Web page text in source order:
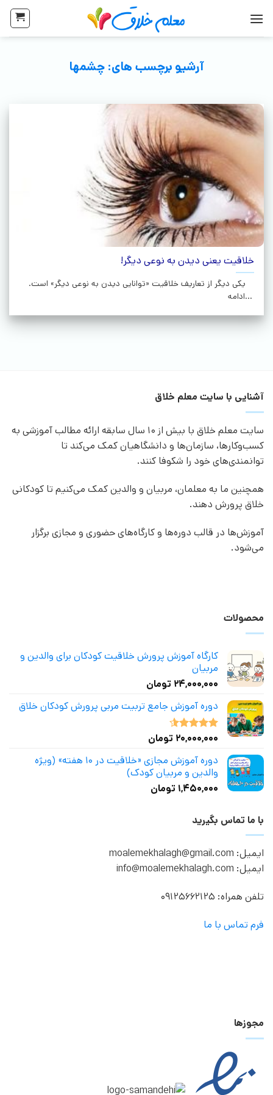
آرشیو برچسب های:چشمها
خلاقیت یعنی دیدن به نوعی دیگر!
یکی دیگر از تعاریف خلاقیت «توانایی دیدن به نوعی دیگر» است.
...ادامه
آشنایی با سایت معلم خلاق
سایت معلم خلاق با بیش از 10 سال سابقه ارائه مطالب آموزشی به
کسب‌وکارها، سازمان‌ها و دانشگاهیان کمک می‌کند تا
توانمندی‌های خود را شکوفا کنند.
همچنین ما به معلمان، مربیان و والدین کمک می‌کنیم تا کودکانی
خلاق پرورش دهند.
آموزش‌ها در قالب دوره‌ها و کارگاه‌های حضوری و مجازی برگزار
می‌شود.
محصولات
کارگاه آموزش پرورش خلاقیت کودکان برای والدین و
مربیان
۲۴,۰۰۰,۰۰۰ تومان
دوره آموزش جامع تربیت مربی پرورش کودکان خلاق
نمره4.50
۲۰,۰۰۰,۰۰۰ تومان
دوره آموزش مجازی «خلاقیت در ۱۰ هفته» (ویژه
والدین و مربیان کودک)
۱,۴۵۰,۰۰۰ تومان
با ما تماس بگیرید
ایمیل: moalemekhalagh@gmail.com
ایمیل: info@moalemekhalagh.com
تلفن همراه: 09125662125
فرم تماس با ما
مجوزها